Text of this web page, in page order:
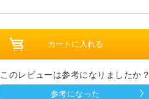
このレビューは参考になりましたか？
参考になった